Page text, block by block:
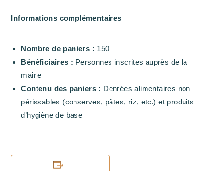
Informations complémentaires
Nombre de paniers : 150
Bénéficiaires : Personnes inscrites auprès de la
mairie
Contenu des paniers : Denrées alimentaires non
périssables (conserves, pâtes, riz, etc.) et produits
d’hygiène de base